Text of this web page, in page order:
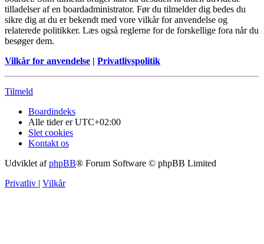
tilladelser af en boardadministrator. Før du tilmelder dig bedes du
sikre dig at du er bekendt med vore vilkår for anvendelse og
relaterede politikker. Læs også reglerne for de forskellige fora når du
besøger dem.
Vilkår for anvendelse | Privatlivspolitik
Tilmeld
Boardindeks
Alle tider erUTC+02:00
Slet cookies
Kontakt os
Udviklet afphpBB® Forum Software © phpBB Limited
Privatliv | Vilkår